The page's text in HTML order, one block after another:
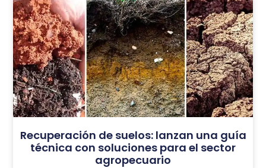
Recuperación de suelos: lanzan una guía
técnica con soluciones para el sector
agropecuario